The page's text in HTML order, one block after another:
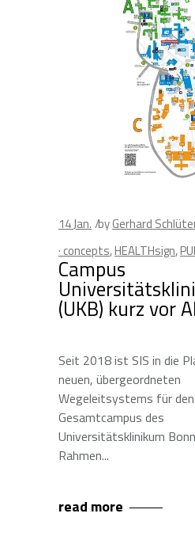
14Jan. byGerhard
· concepts,HEALTHsign,
Campus
(UKB) kurz vor
Seit 2018 ist SIS in die
neuen, übergeordneten
Wegeleitsystems für den
Gesamtcampus des
Universitätsklinikum
Rahmen
read more